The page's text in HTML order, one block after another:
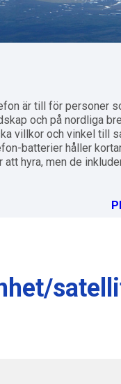
är till för personer
och på nordliga
villkor och vinkel till
batterier håller
att hyra, men de